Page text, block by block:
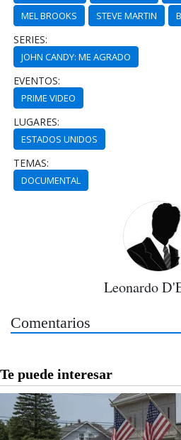
MEL BROOKS
STEVE MARTIN
SERIES:
JOHN CANDY: ME AGRADO
EVENTOS:
PRIME VIDEO
LUGARES:
ESTADOS UNIDOS
TEMAS:
DOCUMENTAL
Leonardo
Comentarios